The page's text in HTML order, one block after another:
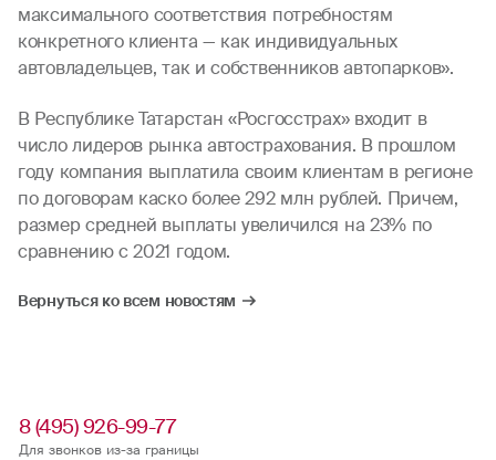
максимального соответствия потребностям
конкретного клиента — как индивидуальных
автовладельцев, так и собственников автопарков».
В Республике Татарстан «Росгосстрах» входит в
число лидеров рынка автострахования. В прошлом
году компания выплатила своим клиентам в регионе
по договорам каско более 292 млн рублей. Причем,
размер средней выплаты увеличился на 23% по
сравнению с 2021 годом.
Вернуться ко всем новостям
8 (495) 926-99-77
Для звонков из-за границы